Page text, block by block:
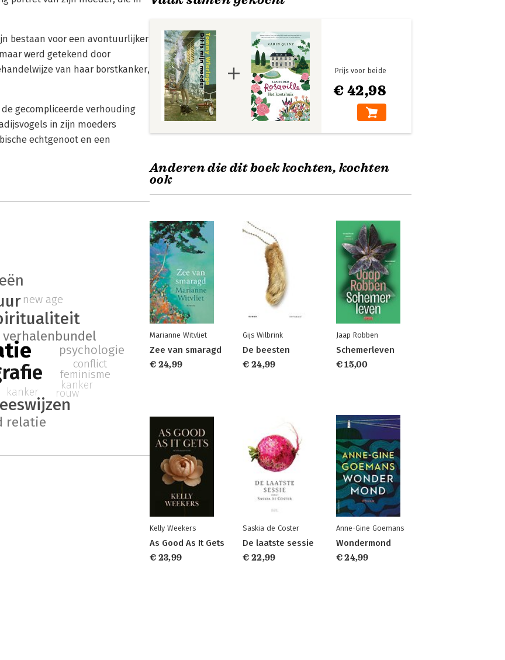
bestaan voor een avontuurlijker
werd getekend door
van haar borstkanker,
gecompliceerde verhouding
in zijn moeders
echtgenoot en een
verhalenbundel
relatie
psychologie
new age
conflict
feminisme
kanker
kanker
rouw
€ 42,98
Prijs voor beide
Anderen die dit boek kochten, kochten
ook
Marianne Witvliet
Zee van smaragd
€ 24,99
Gijs Wilbrink
De beesten
€ 24,99
Jaap Robben
Schemerleven
€ 15,00
Kelly Weekers
As Good As It Gets
€ 23,99
Saskia de Coster
De laatste sessie
€ 22,99
Anne-Gine Goemans
Wondermond
€ 24,99